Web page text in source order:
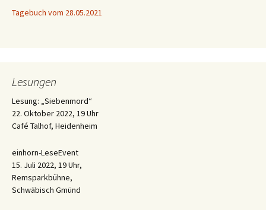
Tagebuch vom 28.05.2021
Lesungen
Lesung: „Siebenmord“
22. Oktober 2022, 19 Uhr
Café Talhof, Heidenheim
einhorn-LeseEvent
15. Juli 2022, 19 Uhr,
Remsparkbühne,
Schwäbisch Gmünd